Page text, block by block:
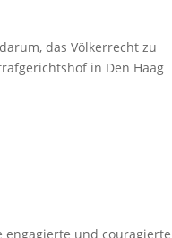
das Völkerrecht zu
in Den Haag
engagierte und couragierte